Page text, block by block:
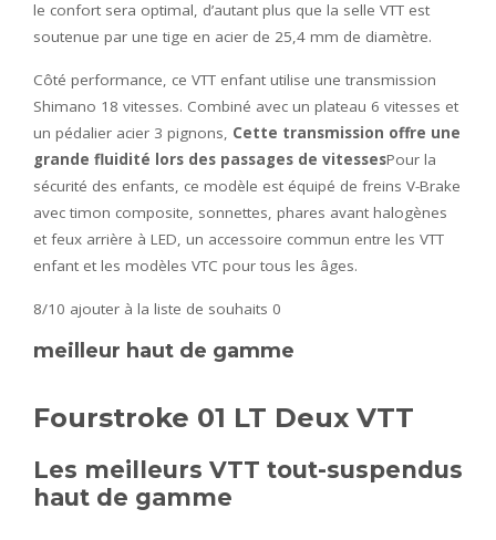
le confort sera optimal, d’autant plus que la selle VTT est
soutenue par une tige en acier de 25,4 mm de diamètre.
Côté performance, ce VTT enfant utilise une transmission
Shimano 18 vitesses. Combiné avec un plateau 6 vitesses et
un pédalier acier 3 pignons, Cette transmission offre une
grande fluidité lors des passages de vitessesPour la
sécurité des enfants, ce modèle est équipé de freins V-Brake
avec timon composite, sonnettes, phares avant halogènes
et feux arrière à LED, un accessoire commun entre les VTT
enfant et les modèles VTC pour tous les âges.
8/10 ajouter à la liste de souhaits 0
meilleur haut de gamme
Fourstroke 01 LT Deux VTT
Les meilleurs VTT tout-suspendus
haut de gamme